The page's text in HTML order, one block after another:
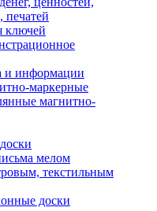
печатей
ключей
и информации
маркерные
магнитно-
мелом
текстильным
доски